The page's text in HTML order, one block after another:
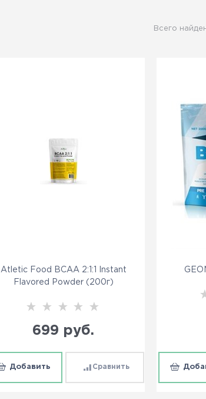
Всего
Atletic Food BCAA 2:1:1 Instant
Flavored Powder (200г)
699 руб.
Добавить Сравнить